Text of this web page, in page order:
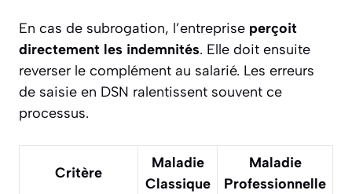
En cas de subrogation, l’entreprise perçoit
directement les indemnités. Elle doit ensuite
reverser le complément au salarié. Les erreurs
de saisie en DSN ralentissent souvent ce
processus.
Critère
Maladie
Classique
Maladie
Professionnelle